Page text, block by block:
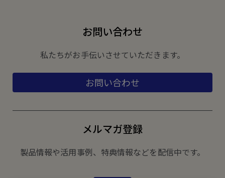
お問い合わせ
私たちがお手伝いさせていただきます。
お問い合わせ
メルマガ登録
製品情報や活用事例、特典情報などを配信中です。